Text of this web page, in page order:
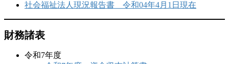
社会福祉法人現況報告書 令和04年4月1日現在
財務諸表
令和7年度